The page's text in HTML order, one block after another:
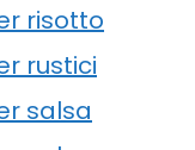
risotto
rustici
salsa